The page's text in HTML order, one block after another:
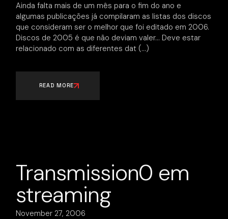
Ainda falta mais de um mês para o fim do ano e
algumas publicações já compilaram as listas dos discos
que consideram ser o melhor que foi editado em 2006.
Discos de 2005 é que não deviam valer… Deve estar
relacionado com as diferentes dat
READ MORE
Transmission0 em
streaming
November 27, 2006